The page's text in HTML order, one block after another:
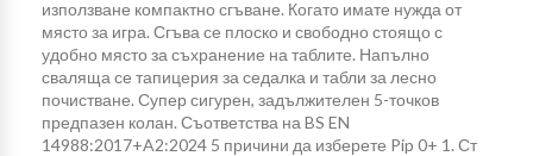
използване компактно сгъване. Когато имате нужда от
място за игра. Сгъва се плоско и свободно стоящо с
удобно място за съхранение на таблите. Напълно
сваляща се тапицерия за седалка и табли за лесно
почистване. Супер сигурен, задължителен 5-точков
предпазен колан. Съответства на BS EN
14988:2017+A2:2024 5 причини да изберете Pip 0+ 1. Ст